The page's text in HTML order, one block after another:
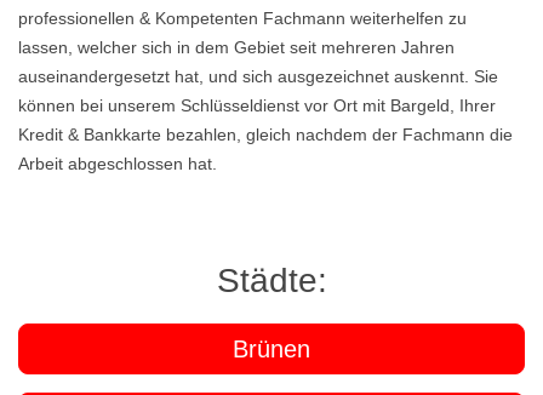
professionellen & Kompetenten Fachmann weiterhelfen zu
lassen, welcher sich in dem Gebiet seit mehreren Jahren
auseinandergesetzt hat, und sich ausgezeichnet auskennt. Sie
können bei unserem Schlüsseldienst vor Ort mit Bargeld, Ihrer
Kredit & Bankkarte bezahlen, gleich nachdem der Fachmann die
Arbeit abgeschlossen hat.
Städte:
Brünen